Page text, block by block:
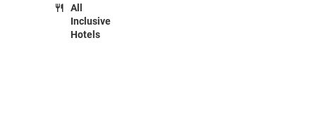
All
Inclusive
Hotels